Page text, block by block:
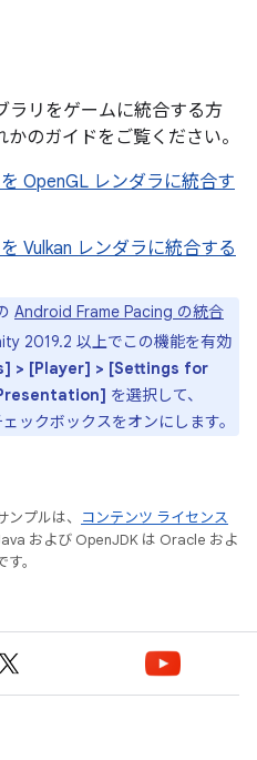
ラリをゲームに統合する方
のガイドをご覧ください。
OpenGL レンダラに統合す
Vulkan レンダラに統合する
Android Frame Pacing の統合
2019.2 以上でこの機能を有効
> [Player] > [Settings for
を選択して、
ックボックスをオンにします。
プルは、
コンテンツ ライセンス
および OpenJDK は Oracle およ
。